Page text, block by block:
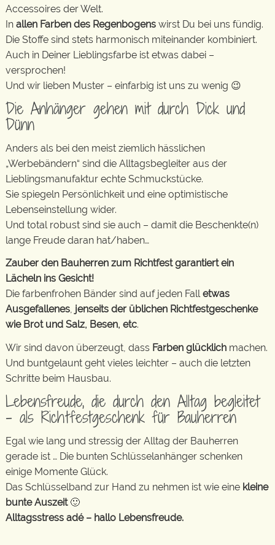
Accessoires der Welt.
In allen Farben des Regenbogens wirst Du bei uns fündig.
Die Stoffe sind stets harmonisch miteinander kombiniert.
Auch in Deiner Lieblingsfarbe ist etwas dabei –
versprochen!
Und wir lieben Muster – einfarbig ist uns zu wenig 😉
Die Anhänger gehen mit durch Dick und
Dünn
Anders als bei den meist ziemlich hässlichen
„Werbebändern“ sind die Alltagsbegleiter aus der
Lieblingsmanufaktur echte Schmuckstücke.
Sie spiegeln Persönlichkeit und eine optimistische
Lebenseinstellung wider.
Und total robust sind sie auch – damit die Beschenkte(n)
lange Freude daran hat/haben…
Zauber den Bauherren zum Richtfest garantiert ein
Lächeln ins Gesicht!
Die farbenfrohen Bänder sind auf jeden Falletwas
Ausgefallenes, jenseits der üblichen Richtfestgeschenke
wie Brot und Salz, Besen, etc.
Wir sind davon überzeugt, dass Farben glücklich machen.
Und buntgelaunt geht vieles leichter – auch die letzten
Schritte beim Hausbau.
Lebensfreude, die durch den Alltag begleitet
– als Richtfestgeschenk für Bauherren
Egal wie lang und stressig der Alltag der Bauherren
gerade ist … Die bunten Schlüsselanhänger schenken
einige Momente Glück.
Das Schlüsselband zur Hand zu nehmen ist wie eine kleine
bunte Auszeit🙂
Alltagsstress adé – hallo Lebensfreude.